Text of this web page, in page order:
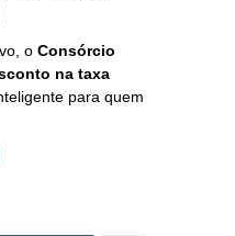
o Consórcio
na taxa
para quem